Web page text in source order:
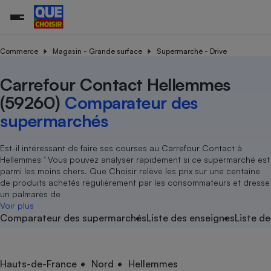
Commerce Magasin - Grande surface Supermarché - Drive
Carrefour Contact Hellemmes
(59260) Comparateur des
supermarchés
Est-il intéressant de faire ses courses au Carrefour Contact à
Hellemmes ’ Vous pouvez analyser rapidement si ce supermarché est
parmi les moins chers. Que Choisir relève les prix sur une centaine
de produits achetés régulièrement par les consommateurs et dresse
un palmarès de
Voir plus
Comparateur des supermarchésListe des enseignesListe
Hauts-de-France Nord Hellemmes
Additifs
Agriculture
Produit alimentaire
Achat - Vente - Location
Carburant
Magasin - Grande surface
Marketing - Fidélisation
Organismes de défense
Système judiciaire
Air
Eau
Achat - Vente - Travaux
Location
Sport
Vacances - Tourisme
électrique
Démarche administrative
Senior
Service marchand
Train
Transport aérien
Toutes les actualités
Enquêtes
Guides d'achat
Conseils
Brèves
Tous les services
Soumettre un litige
Lettres types
Rencontrer une association locale
Tous nos combats
Nos actions
Nos grandes victoires
Les billets de la présidente
Nos associations locales
Nous rejoindre
En savoir plus sur Que Choisir Ensemble
?
L’association
Nos missions
Notre méthodologie
Notre financement
Nos partenaires
Nous rejoindre